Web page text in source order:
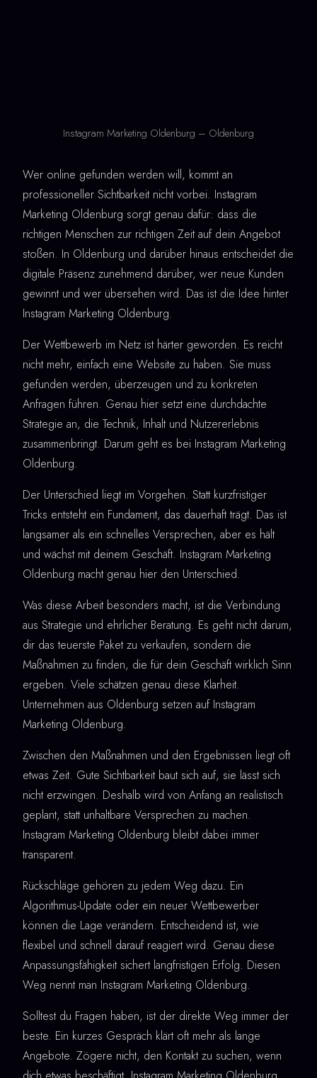
Instagram Marketing Oldenburg – Oldenburg
Wer online gefunden werden will, kommt an
professioneller Sichtbarkeit nicht vorbei. Instagram
Marketing Oldenburg sorgt genau dafür: dass die
richtigen Menschen zur richtigen Zeit auf dein Angebot
stoßen. In Oldenburg und darüber hinaus entscheidet die
digitale Präsenz zunehmend darüber, wer neue Kunden
gewinnt und wer übersehen wird. Das ist die Idee hinter
Instagram Marketing Oldenburg.
Der Wettbewerb im Netz ist härter geworden. Es reicht
nicht mehr, einfach eine Website zu haben. Sie muss
gefunden werden, überzeugen und zu konkreten
Anfragen führen. Genau hier setzt eine durchdachte
Strategie an, die Technik, Inhalt und Nutzererlebnis
zusammenbringt. Darum geht es bei Instagram Marketing
Oldenburg.
Der Unterschied liegt im Vorgehen. Statt kurzfristiger
Tricks entsteht ein Fundament, das dauerhaft trägt. Das ist
langsamer als ein schnelles Versprechen, aber es hält
und wächst mit deinem Geschäft. Instagram Marketing
Oldenburg macht genau hier den Unterschied.
Was diese Arbeit besonders macht, ist die Verbindung
aus Strategie und ehrlicher Beratung. Es geht nicht darum,
dir das teuerste Paket zu verkaufen, sondern die
Maßnahmen zu finden, die für dein Geschäft wirklich Sinn
ergeben. Viele schätzen genau diese Klarheit.
Unternehmen aus Oldenburg setzen auf Instagram
Marketing Oldenburg.
Zwischen den Maßnahmen und den Ergebnissen liegt oft
etwas Zeit. Gute Sichtbarkeit baut sich auf, sie lässt sich
nicht erzwingen. Deshalb wird von Anfang an realistisch
geplant, statt unhaltbare Versprechen zu machen.
Instagram Marketing Oldenburg bleibt dabei immer
transparent.
Rückschläge gehören zu jedem Weg dazu. Ein
Algorithmus-Update oder ein neuer Wettbewerber
können die Lage verändern. Entscheidend ist, wie
flexibel und schnell darauf reagiert wird. Genau diese
Anpassungsfähigkeit sichert langfristigen Erfolg. Diesen
Weg nennt man Instagram Marketing Oldenburg.
Solltest du Fragen haben, ist der direkte Weg immer der
beste. Ein kurzes Gespräch klärt oft mehr als lange
Angebote. Zögere nicht, den Kontakt zu suchen, wenn